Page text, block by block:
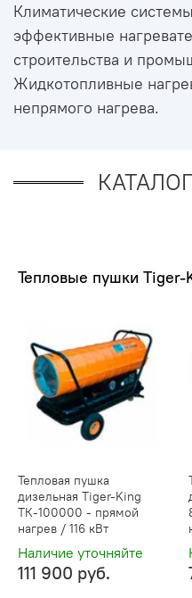
Климатические
эффективные
строительства и
Жидкотопливные
непрямого нагрева.
Тепловые пушки Tiger-
Тепловая пушка
дизельная Tiger-King
ТК-100000 - прямой
нагрев / 116 кВт
Наличие уточняйте
111 900 руб.